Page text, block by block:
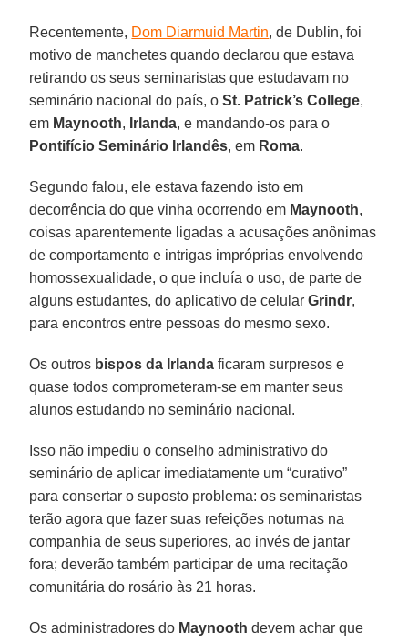
Recentemente, Dom Diarmuid Martin, de Dublin, foi
motivo de manchetes quando declarou que estava
retirando os seus seminaristas que estudavam no
seminário nacional do país, o St. Patrick’s College,
em Maynooth, Irlanda, e mandando-os para o
Pontifício Seminário Irlandês, em Roma.
Segundo falou, ele estava fazendo isto em
decorrência do que vinha ocorrendo em Maynooth,
coisas aparentemente ligadas a acusações anônimas
de comportamento e intrigas impróprias envolvendo
homossexualidade, o que incluía o uso, de parte de
alguns estudantes, do aplicativo de celularGrindr,
para encontros entre pessoas do mesmo sexo.
Os outros bispos da Irlanda ficaram surpresos e
quase todos comprometeram-se em manter seus
alunos estudando no seminário nacional.
Isso não impediu o conselho administrativo do
seminário de aplicar imediatamente um “curativo”
para consertar o suposto problema: os seminaristas
terão agora que fazer suas refeições noturnas na
companhia de seus superiores, ao invés de jantar
fora; deverão também participar de uma recitação
comunitária do rosário às 21 horas.
Os administradores do Maynooth devem achar que